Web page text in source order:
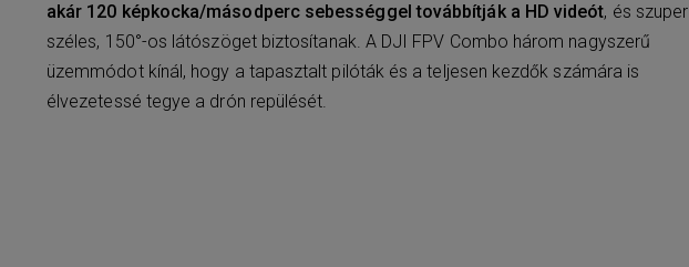
akár 120 képkocka/másodperc sebességgel továbbítják a HD videót, és szuper
széles, 150°-os látószöget biztosítanak. A DJI FPV Combo három nagyszerű
üzemmódot kínál, hogy a tapasztalt pilóták és a teljesen kezdők számára is
élvezetessé tegye a drón repülését.